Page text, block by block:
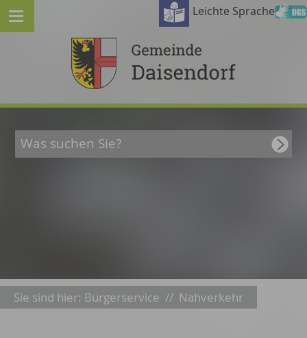
Leichte Sprache
Sie sind hier: Bürgerservice // Nahverkehr